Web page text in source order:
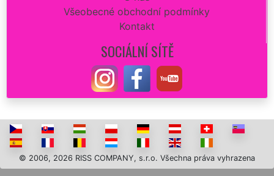
Všeobecné obchodní podmínky
Kontakt
SOCIÁLNÍ SÍTĚ
© 2006, 2026 RISS COMPANY, s.r.o. Všechna práva vyhrazena